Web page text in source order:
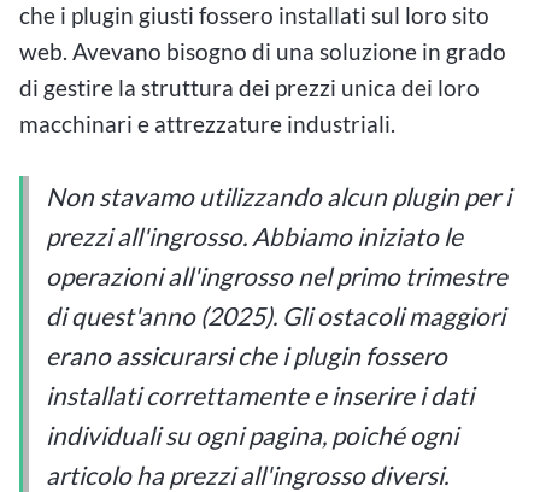
che i plugin giusti fossero installati sul loro sito
web. Avevano bisogno di una soluzione in grado
di gestire la struttura dei prezzi unica dei loro
macchinari e attrezzature industriali.
Non stavamo utilizzando alcun plugin per i
prezzi all'ingrosso. Abbiamo iniziato le
operazioni all'ingrosso nel primo trimestre
di quest'anno (2025). Gli ostacoli maggiori
erano assicurarsi che i plugin fossero
installati correttamente e inserire i dati
individuali su ogni pagina, poiché ogni
articolo ha prezzi all'ingrosso diversi.